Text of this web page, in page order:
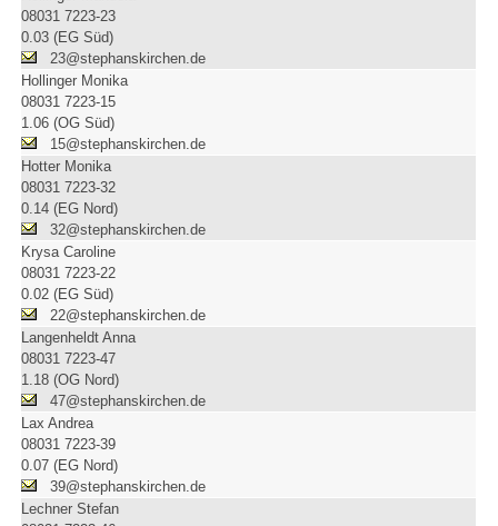
08031 7223-23
0.03 (EG Süd)
23@stephanskirchen.de
Hollinger Monika
08031 7223-15
1.06 (OG Süd)
15@stephanskirchen.de
Hotter Monika
08031 7223-32
0.14 (EG Nord)
32@stephanskirchen.de
Krysa Caroline
08031 7223-22
0.02 (EG Süd)
22@stephanskirchen.de
Langenheldt Anna
08031 7223-47
1.18 (OG Nord)
47@stephanskirchen.de
Lax Andrea
08031 7223-39
0.07 (EG Nord)
39@stephanskirchen.de
Lechner Stefan